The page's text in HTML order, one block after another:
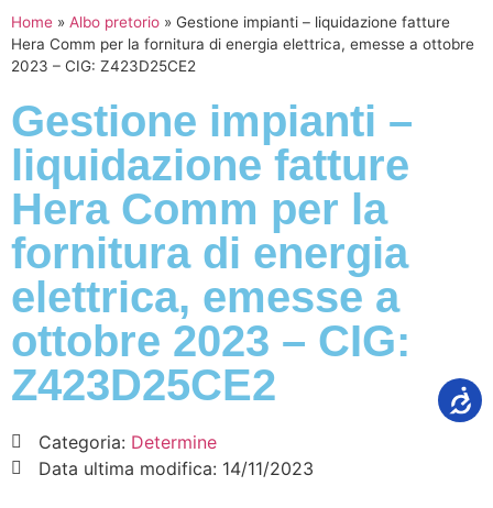
Home » Albo pretorio » Gestione impianti – liquidazione fatture
Hera Comm per la fornitura di energia elettrica, emesse a ottobre
2023 – CIG: Z423D25CE2
Gestione impianti –
liquidazione fatture
Hera Comm per la
fornitura di energia
elettrica, emesse a
ottobre 2023 – CIG:
Z423D25CE2
Categoria: Determine
Data ultima modifica: 14/11/2023